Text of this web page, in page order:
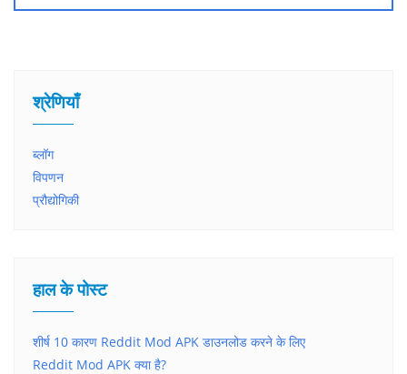
श्रेणियाँ
ब्लॉग
विपणन
प्रौद्योगिकी
हाल के पोस्ट
शीर्ष 10 कारण Reddit Mod APK डाउनलोड करने के लिए
Reddit Mod APK क्या है?